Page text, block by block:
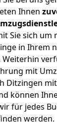
Ihnen
Sie sich um
in Ihrem
mit
Ditzingen
können
für jedes
werden.